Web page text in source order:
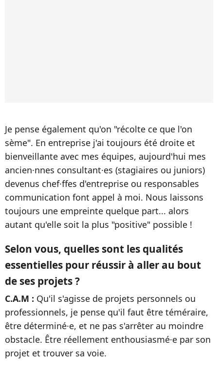
Je pense également qu'on "récolte ce que l'on
sème". En entreprise j'ai toujours été droite et
bienveillante avec mes équipes, aujourd'hui mes
ancien·nnes consultant·es (stagiaires ou juniors)
devenus chef·ffes d'entreprise ou responsables
communication font appel à moi. Nous laissons
toujours une empreinte quelque part... alors
autant qu'elle soit la plus "positive" possible !
Selon vous, quelles sont les qualités
essentielles pour réussir à aller au bout
de ses projets ?
C.A.M : Qu'il s'agisse de projets personnels ou
professionnels, je pense qu'il faut être téméraire,
être déterminé·e, et ne pas s'arrêter au moindre
obstacle. Être réellement enthousiasmé·e par son
projet et trouver sa voie.